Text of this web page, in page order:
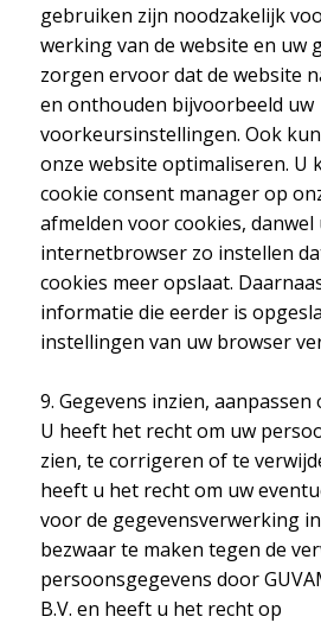
gebruiken zijn noodzakelijk
werking van de website en uw
zorgen ervoor dat de website
en onthouden bijvoorbeeld uw
voorkeursinstellingen. Ook
onze website optimaliseren. U
cookie consent manager op
afmelden voor cookies, danwel
internetbrowser zo instellen
cookies meer opslaat.
informatie die eerder is
instellingen van uw browser
9. Gegevens inzien,
U heeft het recht om uw
zien, te corrigeren of te
heeft u het recht om uw
voor de gegevensverwerking
bezwaar te maken tegen de
persoonsgegevens door
B.V. en heeft u het recht op